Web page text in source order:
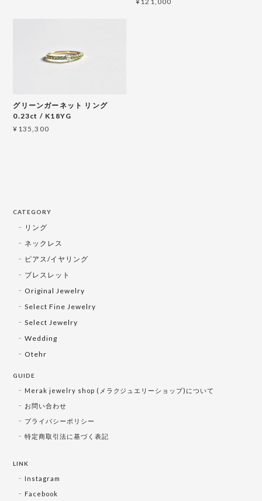
グリーンガーネット リング
0.23ct / K18YG
¥135,300
CATEGORY
リング
ネックレス
ピアス/イヤリング
ブレスレット
Original Jewelry
Select Fine Jewelry
Select Jewelry
Wedding
Otehr
GUIDE
Merak jewelry shop (メラクジュエリーショップ)について
お問い合わせ
プライバシーポリシー
特定商取引法に基づく表記
LINK
Instagram
Facebook